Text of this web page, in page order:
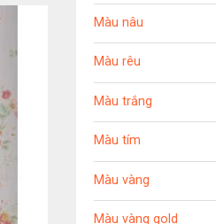
Màu nâu
Màu rêu
Màu trắng
Màu tím
Màu vàng
Màu vàng gold